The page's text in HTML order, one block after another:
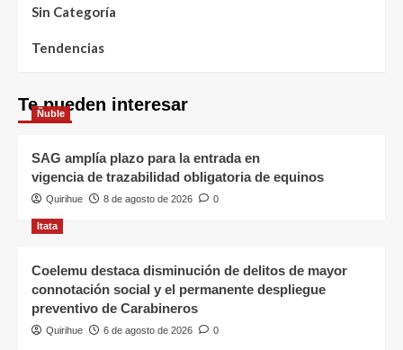
Sin Categoría
Tendencias
Te pueden interesar
Ñuble
SAG amplía plazo para la entrada en
vigencia de trazabilidad obligatoria de equinos
Quirihue 8 de agosto de 2026 0
Itata
Coelemu destaca disminución de delitos de mayor
connotación social y el permanente despliegue
preventivo de Carabineros
Quirihue 6 de agosto de 2026 0